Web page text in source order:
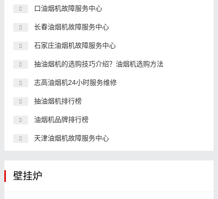
口油烟机故障服务中心
长春油烟机故障服务中心
石家庄油烟机故障服务中心
抽油烟机的选购技巧介绍？油烟机选购方法
志高油烟机24小时服务维修
抽油烟机排行榜
油烟机品牌排行榜
天津油烟机故障服务中心
壁挂炉